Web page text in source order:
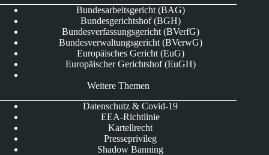
Bundesarbeitsgericht (BAG)
Bundesgerichtshof (BGH)
Bundesverfassungsgericht (BVerfG)
Bundesverwaltungsgericht (BVerwG)
Europäisches Gericht (EuG)
Europäischer Gerichtshof (EuGH)
Weitere Themen
Datenschutz & Covid-19
EEA-Richtlinie
Kartellrecht
Presseprivileg
Shadow Banning